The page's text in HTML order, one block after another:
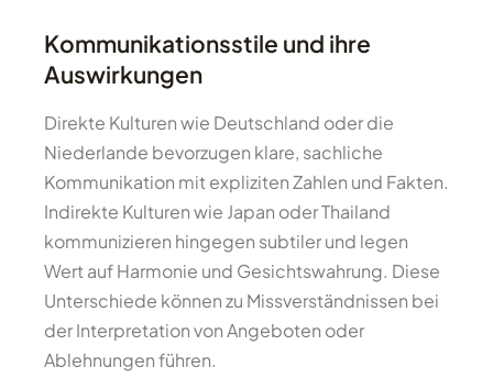
Kommunikationsstile und ihre
Auswirkungen
Direkte Kulturen wie Deutschland oder die
Niederlande bevorzugen klare, sachliche
Kommunikation mit expliziten Zahlen und Fakten.
Indirekte Kulturen wie Japan oder Thailand
kommunizieren hingegen subtiler und legen
Wert auf Harmonie und Gesichtswahrung. Diese
Unterschiede können zu Missverständnissen bei
der Interpretation von Angeboten oder
Ablehnungen führen.